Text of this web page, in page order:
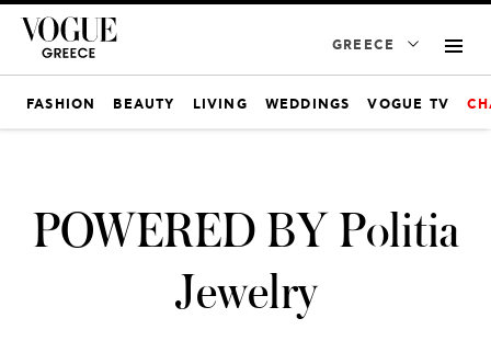
GREECE
FASHION BEAUTY LIVING WEDDINGS VOGUE TV
POWERED BY Politia
Jewelry